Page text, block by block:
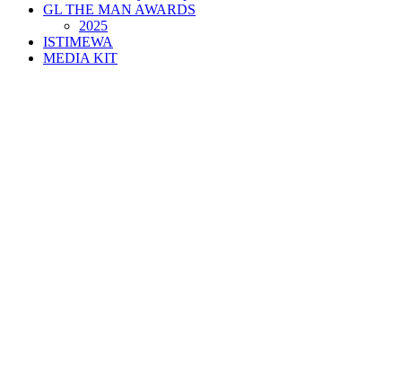
GL THE MAN AWARDS
2025
ISTIMEWA
MEDIA KIT